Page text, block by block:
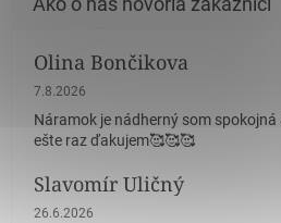
Olina Bončikova
Hodnotenie obchodu je 5 z 5
7.8.2026
Náramok je nádherný som
ešte raz ďakujem🥰🥰🥰
Slavomír Uličný
Hodnotenie obchodu je 5 z 5
26.6.2026